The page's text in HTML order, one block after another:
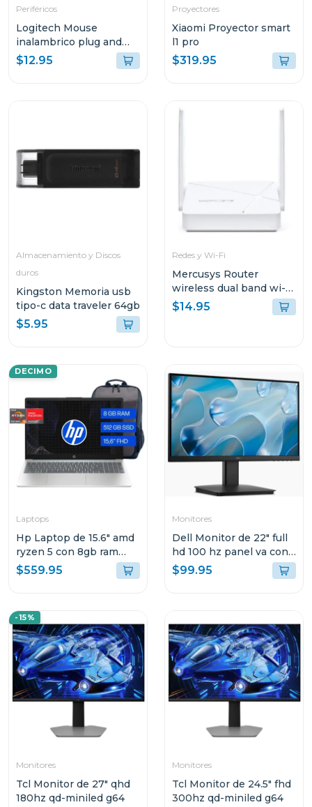
Periféricos
Logitech Mouse
inalambrico plug and
play azul m170
$12.95
Proyectores
Xiaomi Proyector smart
l1 pro
$319.95
Almacenamiento y Discos
duros
Kingston Memoria usb
tipo-c data traveler 64gb
$5.95
Redes y Wi-Fi
Mercusys Router
wireless dual band wi-fi
ac750
$14.95
DECIMO
Laptops
Hp Laptop de 15.6" amd
ryzen 5 con 8gb ram
512gb ssd 15fc0250
$559.95
Monitores
Dell Monitor de 22" full
hd 100 hz panel va con
hdmi y vga
$99.95
-15%
Monitores
Tcl Monitor de 27" qhd
180hz qd-miniled g64
Monitores
Tcl Monitor de 24.5" fhd
300hz qd-miniled g64